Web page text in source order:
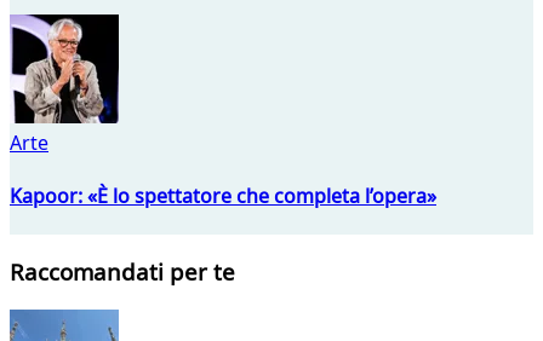
Arte
Kapoor: «È lo spettatore che completa l’opera»
Raccomandati per te